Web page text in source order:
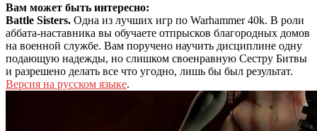
Вам может быть интересно:
Battle Sisters. Одна из лучших игр по Warhammer 40k. В роли
аббата-наставника вы обучаете отпрысков благородных домов
на военной службе. Вам поручено научить дисциплине одну
подающую надежды, но слишком своенравную Сестру Битвы
и разрешено делать все что угодно, лишь бы был результат.
Версия на русском языке.